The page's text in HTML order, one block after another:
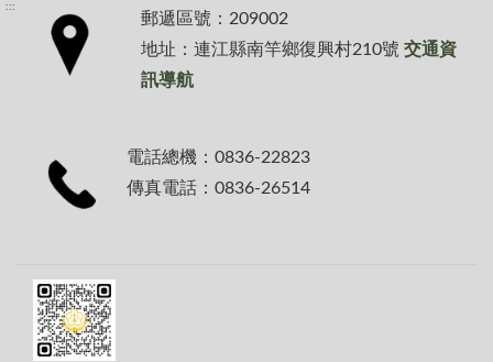
:::
郵遞區號：209002
地址：連江縣南竿鄉復興村210號 交通資
訊導航
電話總機：0836-22823
傳真電話：0836-26514